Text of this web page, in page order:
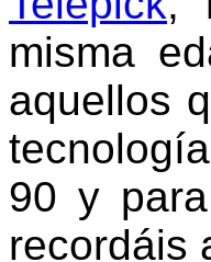
misma
aquellos
90 y
recordáis